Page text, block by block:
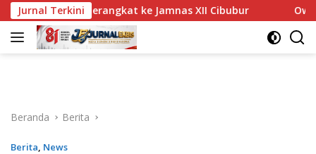
Langsung
ke
konten
Jurnal Terkini
NTB Berangkat ke Jamnas XII Cibubur Owner Arianz
Beranda Berita
Berita, News